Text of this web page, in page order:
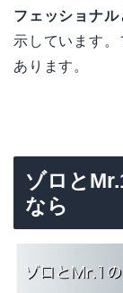
フェッショナル
示しています
あります。
ゾロと
なら